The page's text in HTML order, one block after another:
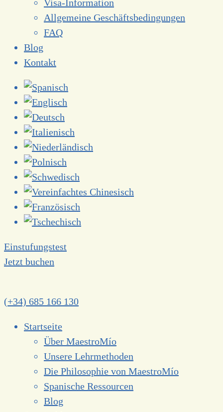
Visa-Information
Allgemeine Geschäftsbedingungen
FAQ
Blog
Kontakt
Einstufungstest
Jetzt buchen
(+34) 685 166 130
Startseite
Über MaestroMío
Unsere Lehrmethoden
Die Philosophie von MaestroMío
Spanische Ressourcen
Blog